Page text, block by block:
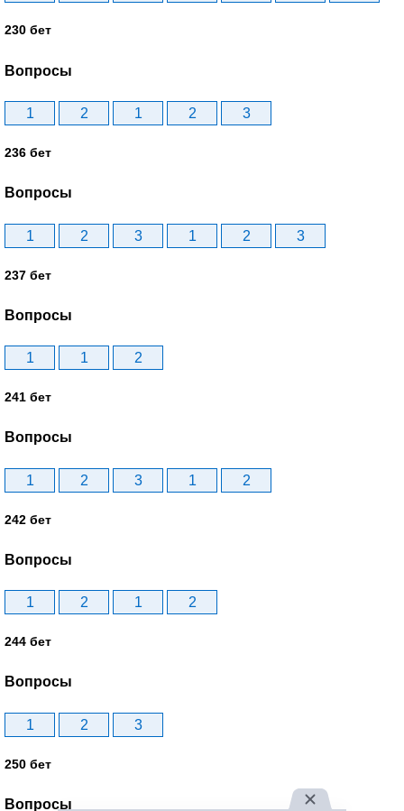
230 бет
Вопросы
1 2 1 2 3
236 бет
Вопросы
1 2 3 1 2 3
237 бет
Вопросы
1 1 2
241 бет
Вопросы
1 2 3 1 2
242 бет
Вопросы
1 2 1 2
244 бет
Вопросы
1 2 3
250 бет
Вопросы